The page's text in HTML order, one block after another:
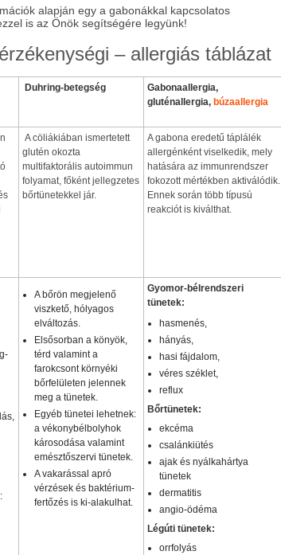
alapján egy a gabonákkal kapcsolatos
is az Önök segítségére legyünk!
– allergiás táblázat
Duhring-betegség
Gabonaallergia,
gluténallergia, búzaallergia
A cöliákiában ismertetett
glutén okozta
multifaktorális autoimmun
folyamat, főként jellegzetes
bőrtünetekkel jár.
A gabona eredetű táplálék
allergénként viselkedik, mely
hatására az immunrendszer
fokozott mértékben aktiválódik.
Ennek során több típusú
reakciót is kiválthat.
:
A bőrön megjelenő
viszkető, hólyagos
elváltozás.
Elsősorban a könyök,
térd valamint a
farokcsont környéki
bőrfelületen jelennek
meg a tünetek.
Egyéb tünetei lehetnek:
a vékonybélbolyhok
károsodása valamint
emésztőszervi tünetek.
A vakarással apró
vérzések és baktérium-
fertőzés is ki-alakulhat.
Gyomor-bélrendszeri
tünetek:
hasmenés,
hányás,
hasi fájdalom,
véres széklet,
reflux
Bőrtünetek:
ekcéma
csalánkiütés
ajak és nyálkahártya
tünetek
dermatitis
angio-ödéma
Légúti tünetek:
orrfolyás